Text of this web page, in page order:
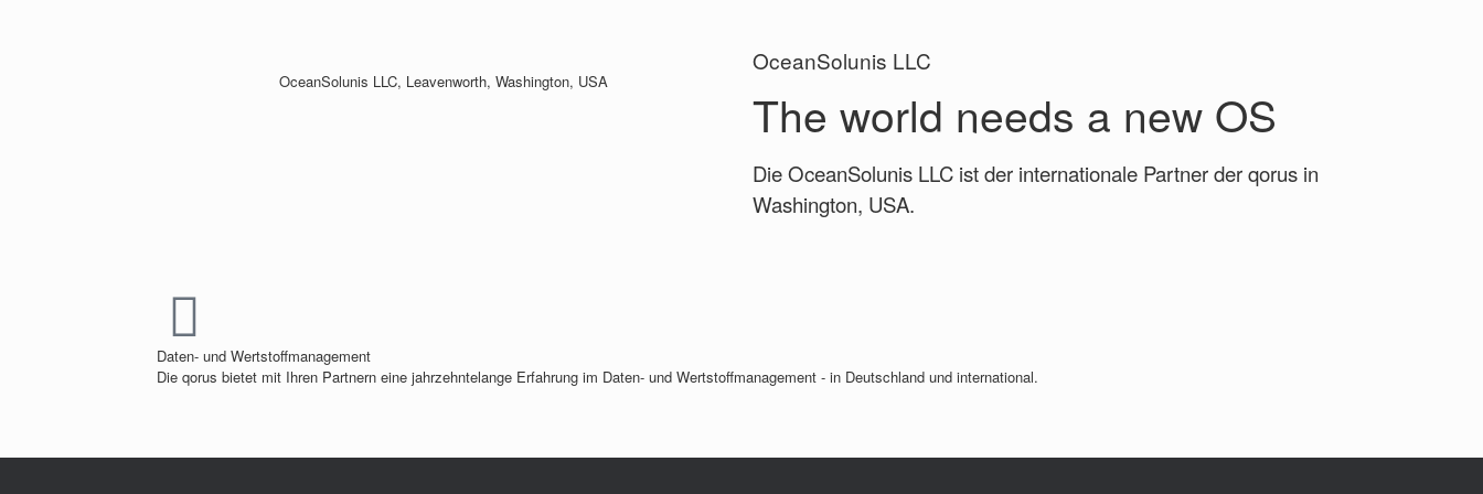
OceanSolunis LLC, Leavenworth, Washington, USA
OceanSolunis LLC
The world needs a new OS
Die OceanSolunis LLC ist der internationale Partner der qorus in
Washington, USA.
Daten- und Wertstoffmanagement
Die qorus bietet mit Ihren Partnern eine jahrzehntelange Erfahrung im Daten- und Wertstoffmanagement - in Deutschland und international.